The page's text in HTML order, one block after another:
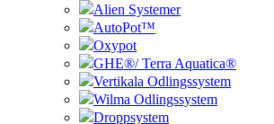
Alien Systemer
AutoPot™
Oxypot
GHE®/ Terra Aquatica®
Vertikala Odlingssystem
Wilma Odlingssystem
Droppsystem